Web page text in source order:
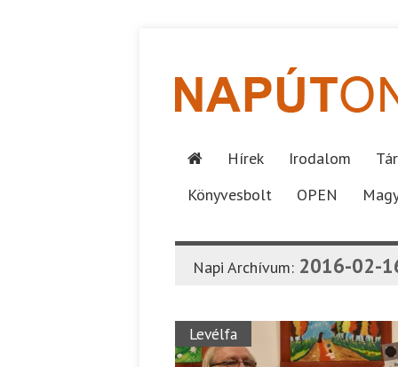
Hírek Irodalom
Könyvesbolt
OPEN
Napi Archívum: 2016-02-
Levélfa